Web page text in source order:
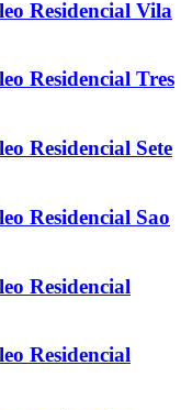
Residencial Vila
Residencial Tres
Residencial Sete
Residencial Sao
Residencial
Residencial